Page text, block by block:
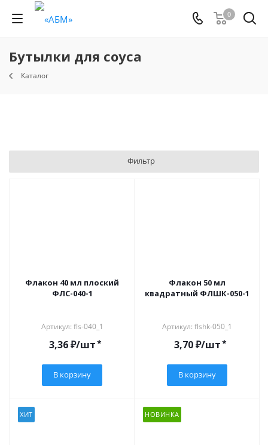
0
Бутылки для соуса
Каталог
Фильтр
Флакон 40 мл плоский
ФЛС-040-1
Артикул: fls-040_1
3,36₽/шт*
В корзину
Флакон 50 мл
квадратный ФЛШК-050-1
Артикул: flshk-050_1
3,70₽/шт*
В корзину
ХИТ НОВИНКА